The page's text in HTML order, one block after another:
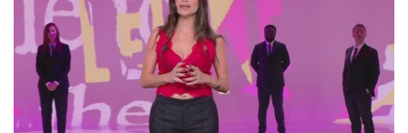
controversi e i protagonisti di un'indagine che sembra non avere
fine.